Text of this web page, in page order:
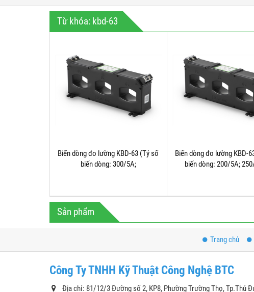
Từ khóa: kbd-63
Biến dòng đo lường KBD-63 (Tỷ số
biến dòng: 300/5A;
Biến dòng đo lường KBD-
biến dòng: 200/5A;
Sản phẩm
Trang chủ
Công Ty TNHH Kỹ Thuật Công Nghệ BTC
Địa chỉ: 81/12/3 Đường số 2, KP8, Phường Trường Thọ, Tp.Thủ